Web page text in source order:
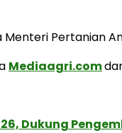
Menteri Pertanian
Mediaagri.com
Dukung